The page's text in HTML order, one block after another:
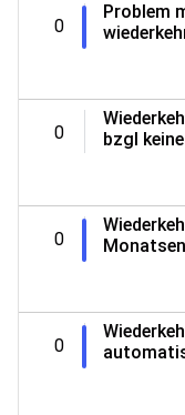
0
Problem
0
bzgl
0
0